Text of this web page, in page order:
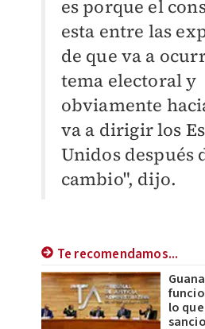
es porque el
esta entre las
de que va a
tema electoral y
obviamente
va a dirigir los
Unidos después
cambio", dijo.
Te recomendamos...
lo